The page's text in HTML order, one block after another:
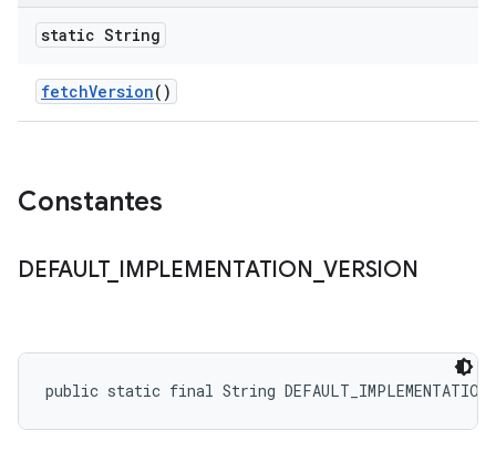
static String
fetchVersion()
Constantes
DEFAULT_ IMPLEMENTATION _VERSION
public static final String